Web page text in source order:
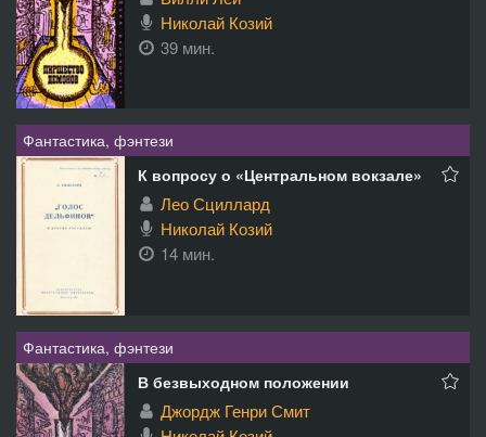
Николай Козий
39 мин.
Фантастика, фэнтези
К вопросу о «Центральном вокзале»
Лео Сциллард
Николай Козий
14 мин.
Фантастика, фэнтези
В безвыходном положении
Джордж Генри Смит